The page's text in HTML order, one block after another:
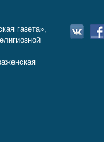
газета»,